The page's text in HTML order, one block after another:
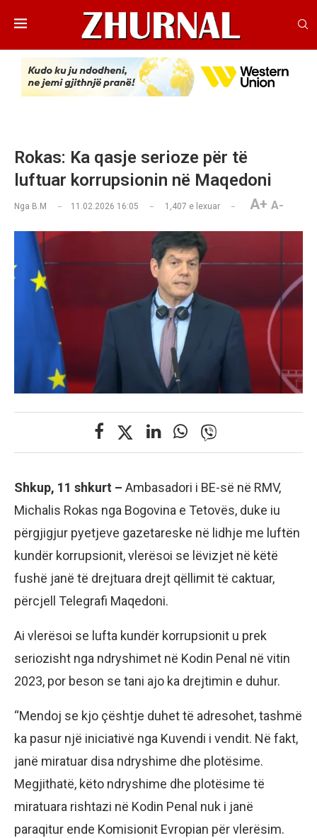
Rokas: Ka qasje serioze për të
luftuar korrupsionin në Maqedoni
Nga B.M 11.02.2026 16:05 1,407 e lexuar A+ A-
Shkup, 11 shkurt – Ambasadori i BE-së në RMV,
Michalis Rokas nga Bogovina e Tetovës, duke iu
përgjigjur pyetjeve gazetareske në lidhje me luftën
kundër korrupsionit, vlerësoi se lëvizjet në këtë
fushë janë të drejtuara drejt qëllimit të caktuar,
përcjell Telegrafi Maqedoni.
Ai vlerësoi se lufta kundër korrupsionit u prek
seriozisht nga ndryshimet në Kodin Penal në vitin
2023, por beson se tani ajo ka drejtimin e duhur.
“Mendoj se kjo çështje duhet të adresohet, tashmë
ka pasur një iniciativë nga Kuvendi i vendit. Në fakt,
janë miratuar disa ndryshime dhe plotësime.
Megjithatë, këto ndryshime dhe plotësime të
miratuara rishtazi në Kodin Penal nuk i janë
paraqitur ende Komisionit Evropian për vlerësim.